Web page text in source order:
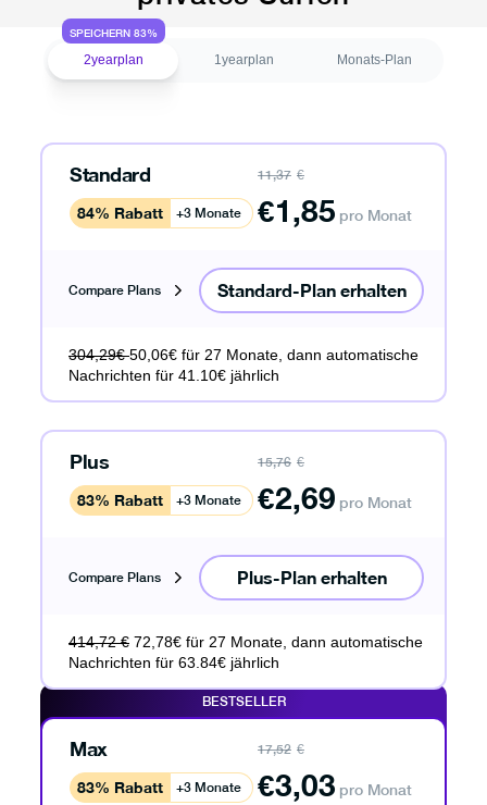
SPEICHERN 83%
2yearplan 1yearplan Monats-Plan
BESTSELLER
Max
83% Rabatt +3 Monate
17,52 €
€3,03 pro Monat
Plus
83% Rabatt +3 Monate
15,76 €
€2,69 pro Monat
Compare Plans Plus-Plan erhalten
414,72 € 72,78€ für 27 Monate, dann automatische
Nachrichten für 63.84€ jährlich
Standard
84% Rabatt +3 Monate
11,37 €
€1,85 pro Monat
Compare Plans Standard-Plan erhalten
304,29€50,06€ für 27 Monate, dann automatische
Nachrichten für 41.10€ jährlich